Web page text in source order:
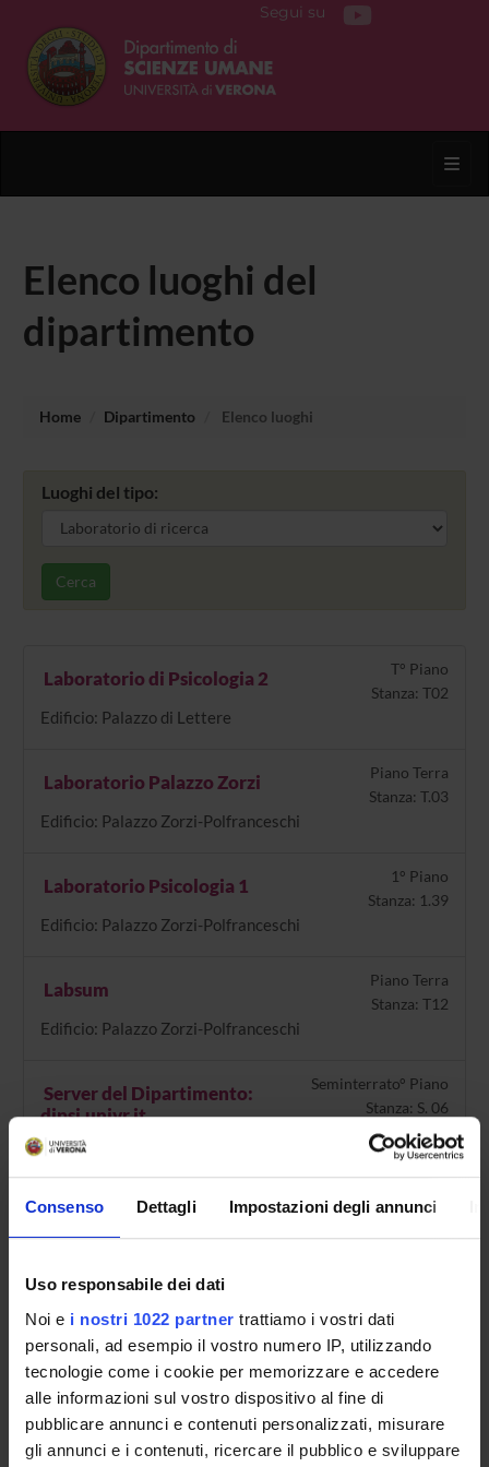
Consenso Dettagli Impostazioni degli annunci
Uso responsabile dei dati
Noi e i nostri 1022 partner trattiamo i vostri dati
personali, ad esempio il vostro numero IP, utilizzando
tecnologie come i cookie per memorizzare e accedere
alle informazioni sul vostro dispositivo al fine di
pubblicare annunci e contenuti personalizzati, misurare
gli annunci e i contenuti, ricercare il pubblico e sviluppare
Segui su
Elenco luoghi del
dipartimento
Home Dipartimento Elenco luoghi
Luoghi del tipo:
Cerca
Laboratorio di Psicologia 2
T° Piano
Stanza: T02
Edificio: Palazzo di Lettere
Laboratorio Palazzo Zorzi
Piano Terra
Stanza: T.03
Edificio: Palazzo Zorzi-Polfranceschi
Laboratorio Psicologia 1
1° Piano
Stanza: 1.39
Edificio: Palazzo Zorzi-Polfranceschi
Labsum
Piano Terra
Stanza: T12
Edificio: Palazzo Zorzi-Polfranceschi
Server del Dipartimento:
dipsi.univr.it
Seminterrato° Piano
Stanza: S. 06
Edificio: Palazzo di Lettere
Stanza S.02 - Experimental
Phenomenology of Perception
Seminterrato° Piano
Edificio: Palazzo di Lettere
ORGANIZZAZIONE